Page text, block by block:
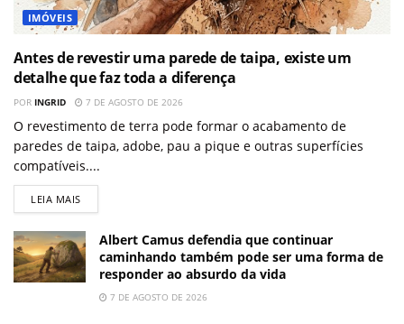
IMÓVEIS
Antes de revestir uma parede de taipa, existe um
detalhe que faz toda a diferença
POR INGRID 7 DE AGOSTO DE 2026
O revestimento de terra pode formar o acabamento de
paredes de taipa, adobe, pau a pique e outras superfícies
compatíveis....
LEIA MAIS
Albert Camus defendia que continuar
caminhando também pode ser uma forma de
responder ao absurdo da vida
7 DE AGOSTO DE 2026